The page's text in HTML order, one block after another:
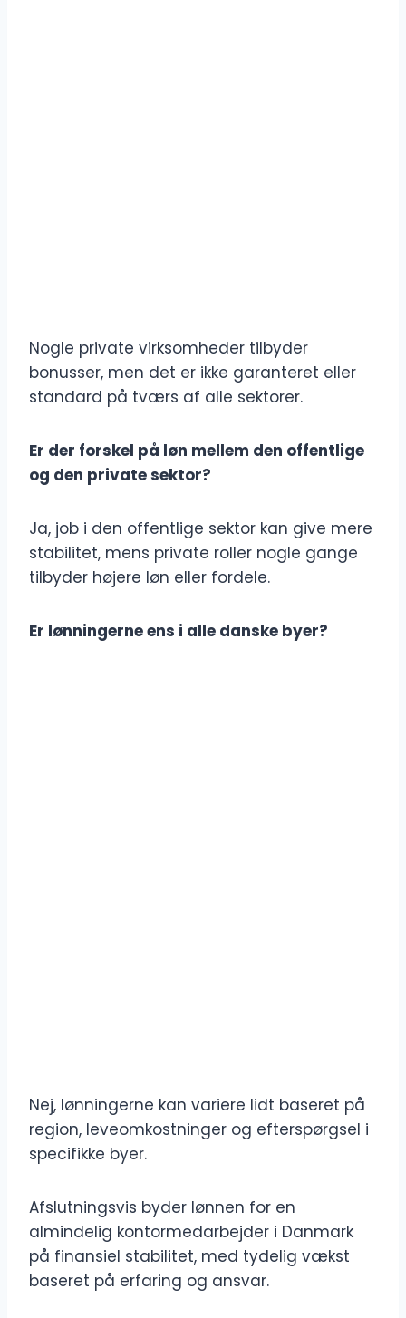
Nogle private virksomheder tilbyder
bonusser, men det er ikke garanteret eller
standard på tværs af alle sektorer.
Er der forskel på løn mellem den offentlige
og den private sektor?
Ja, job i den offentlige sektor kan give mere
stabilitet, mens private roller nogle gange
tilbyder højere løn eller fordele.
Er lønningerne ens i alle danske byer?
Nej, lønningerne kan variere lidt baseret på
region, leveomkostninger og efterspørgsel i
specifikke byer.
Afslutningsvis byder lønnen for en
almindelig kontormedarbejder i Danmark
på finansiel stabilitet, med tydelig vækst
baseret på erfaring og ansvar.